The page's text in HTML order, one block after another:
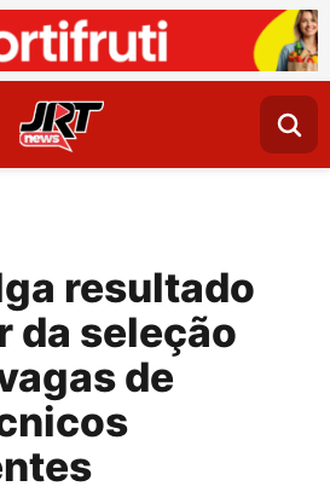
resultado
da seleção
de